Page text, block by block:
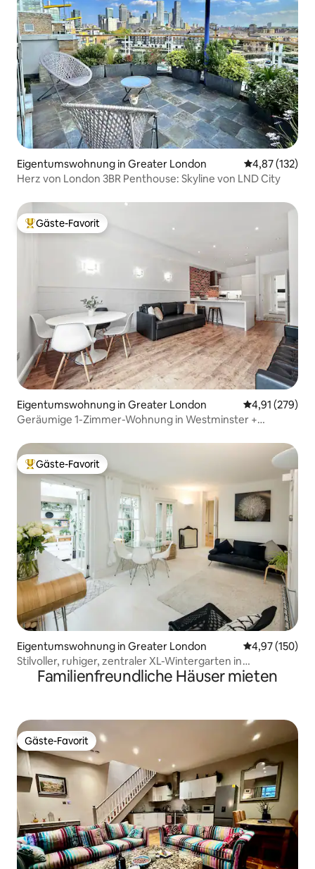
Eigentumswohnung in Greater London
4,87 (132)
Herz von London 3BR Penthouse: Skyline von LND City
Beliebter Gäste-Favorit.
Gäste-Favorit
Eigentumswohnung in Greater London
4,91 (279)
Geräumige 1-Zimmer-Wohnung in Westminster +
Beliebter Gäste-Favorit.
Gäste-Favorit
Eigentumswohnung in Greater London
4,97 (150)
Stilvoller, ruhiger, zentraler XL-Wintergarten in
Paddington
Familienfreundliche Häuser mieten
Gäste-Favorit
Gäste-Favorit